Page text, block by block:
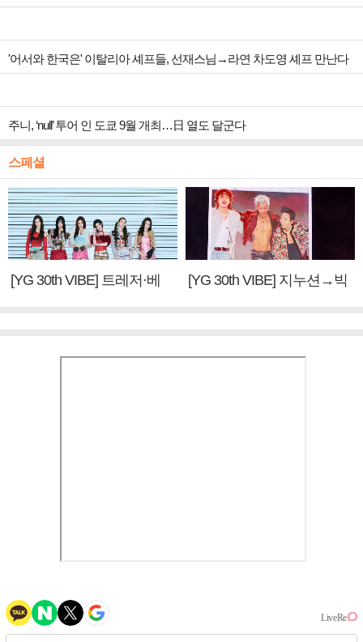
'어서와 한국은' 이탈리아 셰프들, 선재스님→라연 차도영 셰프 만난다
주니, ‘null’ 투어 인 도쿄 9월 개최…日 열도 달군다
스페셜
[YG 30th VIBE] 트레저·베
[YG 30th VIBE] 지누션→빅